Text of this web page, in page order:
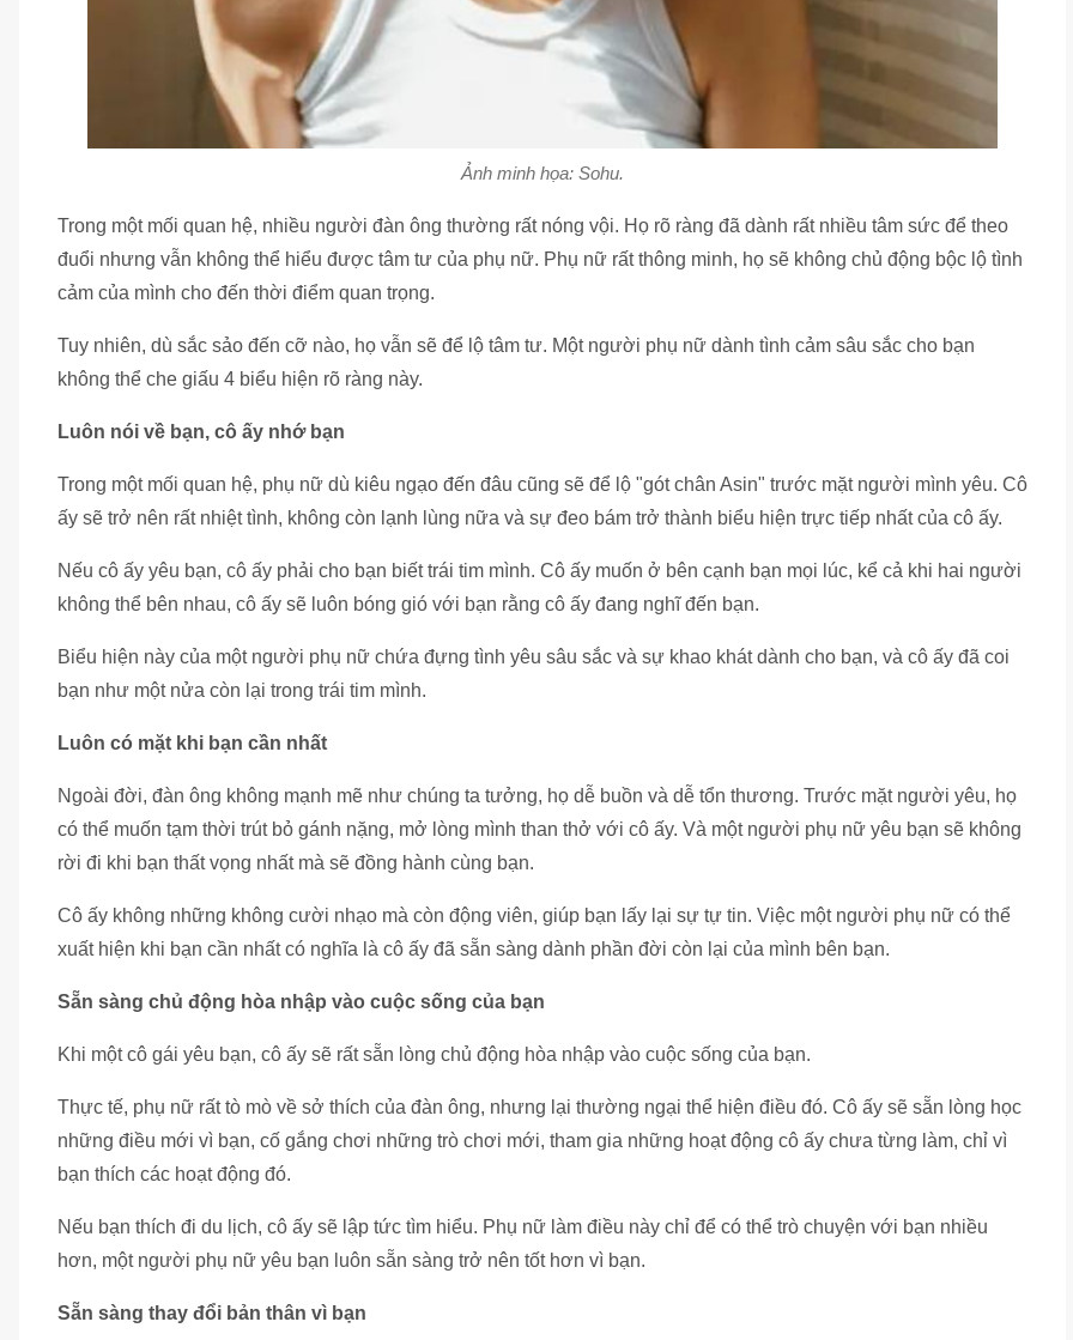
Ảnh minh họa: Sohu.
Trong một mối quan hệ, nhiều người đàn ông thường rất nóng vội. Họ rõ ràng đã dành rất nhiều tâm sức để theo
đuổi nhưng vẫn không thể hiểu được tâm tư của phụ nữ. Phụ nữ rất thông minh, họ sẽ không chủ động bộc lộ tình
cảm của mình cho đến thời điểm quan trọng.
Tuy nhiên, dù sắc sảo đến cỡ nào, họ vẫn sẽ để lộ tâm tư. Một người phụ nữ dành tình cảm sâu sắc cho bạn
không thể che giấu 4 biểu hiện rõ ràng này.
Luôn nói về bạn, cô ấy nhớ bạn
Trong một mối quan hệ, phụ nữ dù kiêu ngạo đến đâu cũng sẽ để lộ "gót chân Asin" trước mặt người mình yêu. Cô
ấy sẽ trở nên rất nhiệt tình, không còn lạnh lùng nữa và sự đeo bám trở thành biểu hiện trực tiếp nhất của cô ấy.
Nếu cô ấy yêu bạn, cô ấy phải cho bạn biết trái tim mình. Cô ấy muốn ở bên cạnh bạn mọi lúc, kể cả khi hai người
không thể bên nhau, cô ấy sẽ luôn bóng gió với bạn rằng cô ấy đang nghĩ đến bạn.
Biểu hiện này của một người phụ nữ chứa đựng tình yêu sâu sắc và sự khao khát dành cho bạn, và cô ấy đã coi
bạn như một nửa còn lại trong trái tim mình.
Luôn có mặt khi bạn cần nhất
Ngoài đời, đàn ông không mạnh mẽ như chúng ta tưởng, họ dễ buồn và dễ tổn thương. Trước mặt người yêu, họ
có thể muốn tạm thời trút bỏ gánh nặng, mở lòng mình than thở với cô ấy. Và một người phụ nữ yêu bạn sẽ không
rời đi khi bạn thất vọng nhất mà sẽ đồng hành cùng bạn.
Cô ấy không những không cười nhạo mà còn động viên, giúp bạn lấy lại sự tự tin. Việc một người phụ nữ có thể
xuất hiện khi bạn cần nhất có nghĩa là cô ấy đã sẵn sàng dành phần đời còn lại của mình bên bạn.
Sẵn sàng chủ động hòa nhập vào cuộc sống của bạn
Khi một cô gái yêu bạn, cô ấy sẽ rất sẵn lòng chủ động hòa nhập vào cuộc sống của bạn.
Thực tế, phụ nữ rất tò mò về sở thích của đàn ông, nhưng lại thường ngại thể hiện điều đó. Cô ấy sẽ sẵn lòng học
những điều mới vì bạn, cố gắng chơi những trò chơi mới, tham gia những hoạt động cô ấy chưa từng làm, chỉ vì
bạn thích các hoạt động đó.
Nếu bạn thích đi du lịch, cô ấy sẽ lập tức tìm hiểu. Phụ nữ làm điều này chỉ để có thể trò chuyện với bạn nhiều
hơn, một người phụ nữ yêu bạn luôn sẵn sàng trở nên tốt hơn vì bạn.
Sẵn sàng thay đổi bản thân vì bạn